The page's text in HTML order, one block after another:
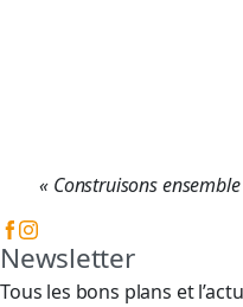
« Construisons
Newsletter
Tous les bons plans et